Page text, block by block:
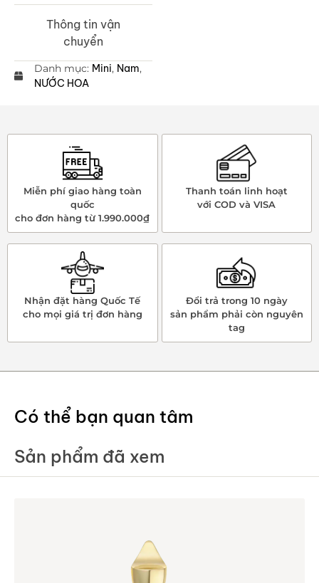
Thông tin vận
chuyển
Danh mục: Mini, Nam,
NƯỚC HOA
Miễn phí giao hàng toàn
quốc
cho đơn hàng từ 1.990.000₫
Thanh toán linh hoạt
với COD và VISA
Nhận đặt hàng Quốc Tế
cho mọi giá trị đơn hàng
Đổi trả trong 10 ngày
sản phẩm phải còn nguyên
tag
Có thể bạn quan tâm
Sản phẩm đã xem